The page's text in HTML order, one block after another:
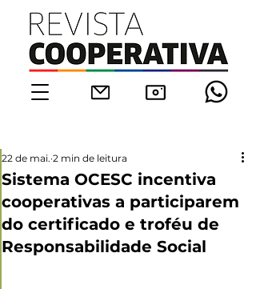
Sistema OCESC incentiva
cooperativas a participarem
do certificado e troféu de
Responsabilidade Social
22 de mai. 2 min de leitura